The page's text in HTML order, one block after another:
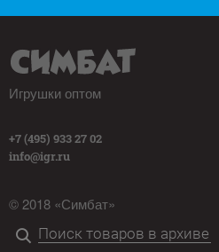
Игрушки оптом
+7 (495) 933 27 02
info@igr.ru
© 2018 «Симбат»